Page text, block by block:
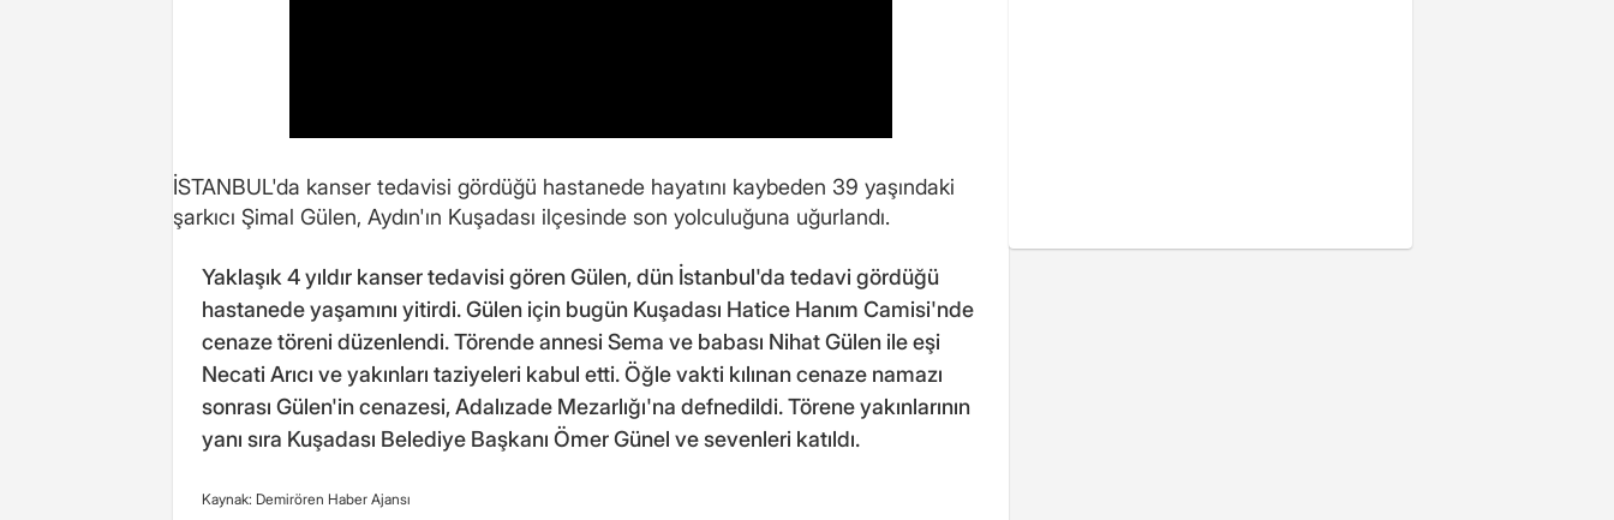
İSTANBUL'da kanser tedavisi gördüğü hastanede hayatını kaybeden 39 yaşındaki
şarkıcı Şimal Gülen, Aydın'ın Kuşadası ilçesinde son yolculuğuna uğurlandı.
Yaklaşık 4 yıldır kanser tedavisi gören Gülen, dün İstanbul'da tedavi gördüğü
hastanede yaşamını yitirdi. Gülen için bugün Kuşadası Hatice Hanım Camisi'nde
cenaze töreni düzenlendi. Törende annesi Sema ve babası Nihat Gülen ile eşi
Necati Arıcı ve yakınları taziyeleri kabul etti. Öğle vakti kılınan cenaze namazı
sonrası Gülen'in cenazesi, Adalızade Mezarlığı'na defnedildi. Törene yakınlarının
yanı sıra Kuşadası Belediye Başkanı Ömer Günel ve sevenleri katıldı.
Kaynak: Demirören Haber Ajansı